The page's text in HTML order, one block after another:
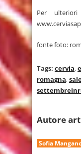
Per
fonte foto:
Tags: cervia,
romagna,
Autore
Sofia